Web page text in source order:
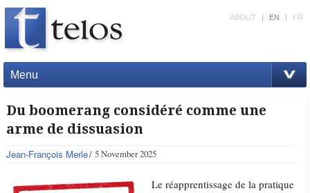
Menu
ABOUT | EN | FR
Du boomerang considéré comme une
arme de dissuasion
Jean-François Merle 5 November 2025
Le réapprentissage de la pratique